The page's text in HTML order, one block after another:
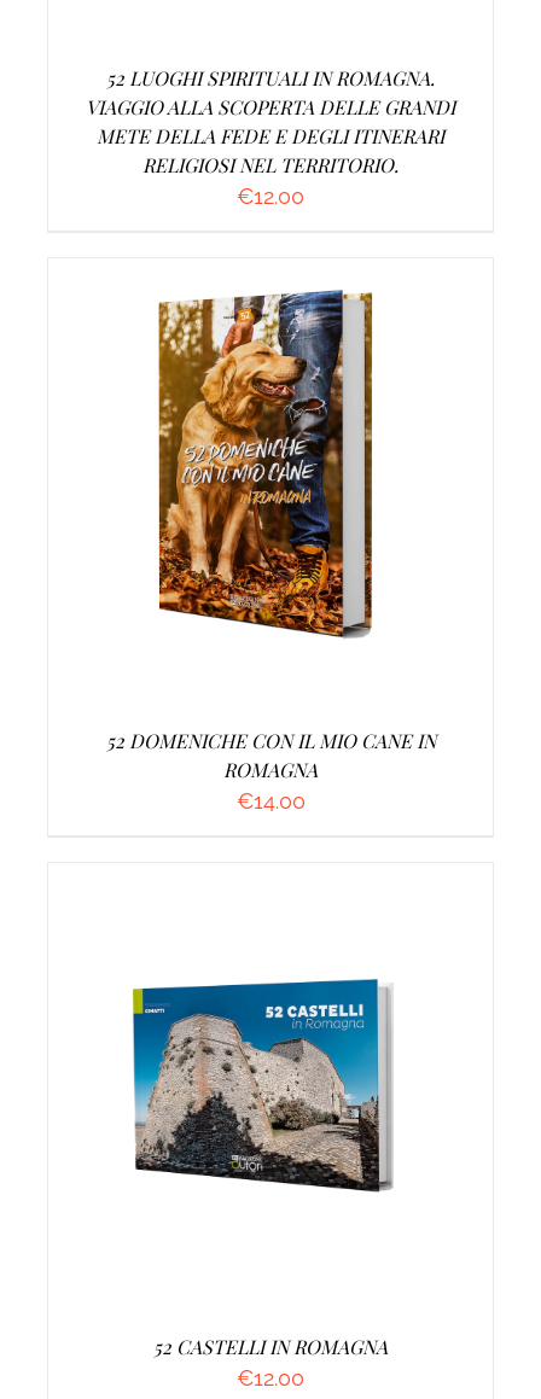
52 LUOGHI SPIRITUALI IN ROMAGNA.
VIAGGIO ALLA SCOPERTA DELLE GRANDI
METE DELLA FEDE E DEGLI ITINERARI
RELIGIOSI NEL TERRITORIO.
€12.00
AGGIUNGI AL CARRELLO /
52 DOMENICHE CON IL MIO CANE IN
ROMAGNA
€14.00
AGGIUNGI AL CARRELLO / DETTAGLI
52 CASTELLI IN ROMAGNA
€12.00